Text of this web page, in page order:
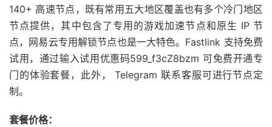
140+ 高速节点，既有常用五大地区覆盖也有多个冷门地区
节点提供，其中包含了专用的游戏加速节点和原生 IP 节
点，网易云专用解锁节点也是一大特色。Fastlink 支持免费
试用，通过输入试用优惠码599_f3cZ8bzm 可免费开通专
门的体验套餐，此外， Telegram 联系客服可进行节点定
制。
套餐价格：